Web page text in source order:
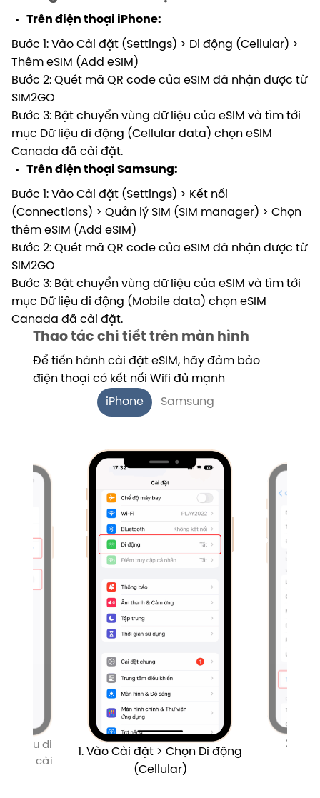
Trên điện thoại iPhone:
Bước 1: Vào Cài đặt (Settings) > Di động (Cellular) >
Thêm eSIM (Add eSIM)
Bước 2: Quét mã QR code của eSIM đã nhận được từ
SIM2GO
Bước 3: Bật chuyển vùng dữ liệu của eSIM và tìm tới
mục Dữ liệu di động (Cellular data) chọn eSIM
Canada đã cài đặt.
Trên điện thoại Samsung:
Bước 1: Vào Cài đặt (Settings) > Kết nối
(Connections) > Quản lý SIM (SIM manager) > Chọn
thêm eSIM (Add eSIM)
Bước 2: Quét mã QR code của eSIM đã nhận được từ
SIM2GO
Bước 3: Bật chuyển vùng dữ liệu của eSIM và tìm tới
mục Dữ liệu di động (Mobile data) chọn eSIM
Canada đã cài đặt.
Thao tác chi tiết trên màn hình
Để tiến hành cài đặt eSIM, hãy đảm bảo
điện thoại có kết nối Wifi đủ mạnh
iPhone
Samsung
1. Vào Cài đặt > Chọn Di động
(Cellular)
2.
Dữ liệu di
vừa cài